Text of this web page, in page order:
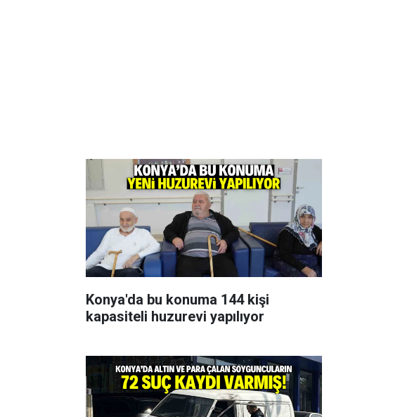
Konya'da bu konuma 144 kişi
kapasiteli huzurevi yapılıyor